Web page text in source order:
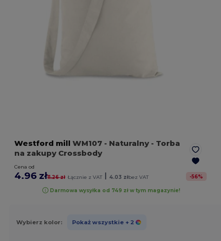
Westford mill WM107 - Naturalny- Torba
na zakupy Crossbody
Cena od
4.96 zł11.26 zł Łącznie z VAT | 4.03 złbez VAT -56%
Darmowa wysyłka od 749 zł w tym magazynie!
Wybierz kolor: Pokaż wszystkie + 2